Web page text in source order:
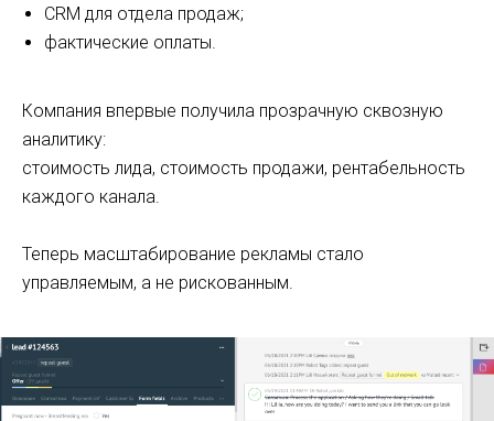
CRM для отдела продаж;
фактические оплаты.
Компания впервые получила прозрачную сквозную
аналитику:
стоимость лида, стоимость продажи, рентабельность
каждого канала.
Теперь масштабирование рекламы стало
управляемым, а не рискованным.